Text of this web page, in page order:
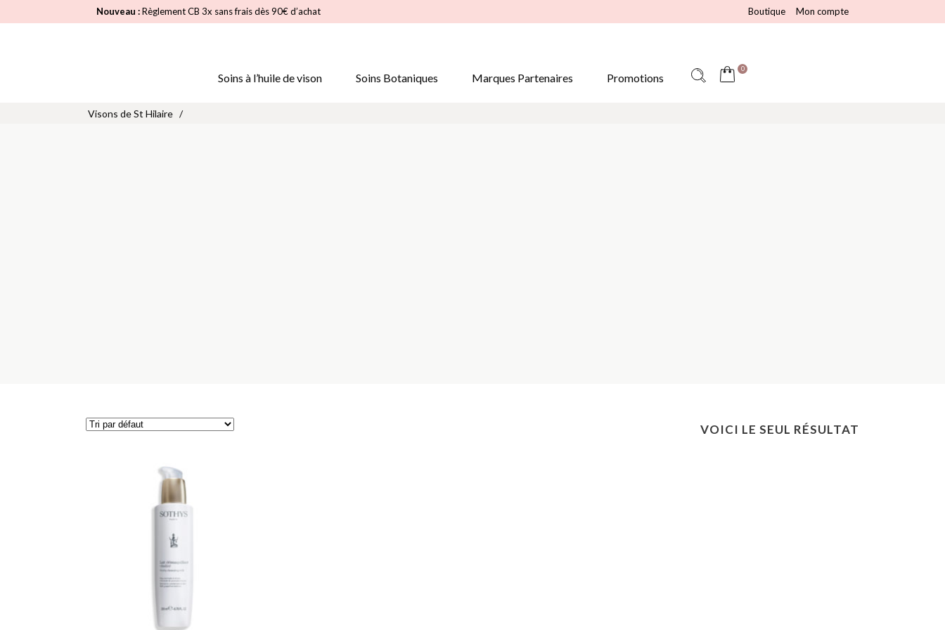
Nouveau :Règlement CB 3x sans frais dès 90€ d’achat Boutique Mon compte
Soins à l’huile de vison Soins Botaniques Marques Partenaires Promotions
0
Visons de St Hilaire /
VOICI LE SEUL RÉSULTAT